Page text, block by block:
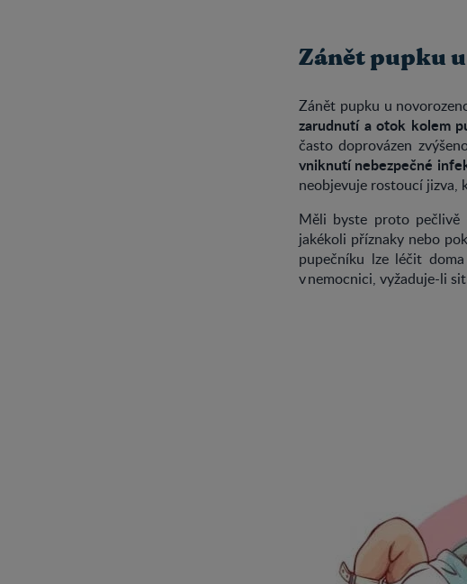
Zánět pupku
Zánět pupku u
zarudnutí a otok kolem
často doprovázen
vniknutí nebezpečné
neobjevuje rostoucí jizva,
Měli byste proto pečlivě
jakékoli příznaky nebo
pupečníku lze léčit
v nemocnici, vyžaduje-li